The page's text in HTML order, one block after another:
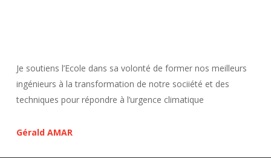
Je soutiens l’Ecole dans sa volonté de former nos meilleurs
ingénieurs à la transformation de notre sociiété et des
techniques pour répondre à l’urgence climatique
Gérald AMAR